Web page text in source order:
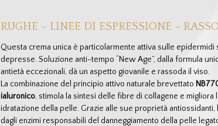
RUGHE – LINEE DI ESPRESSIONE –
Questa crema unica è particolarmente attiva sulle epidermidi
depresse. Soluzione anti-tempo “New Age”, dalla formula
antietà eccezionali, dà un aspetto giovanile e rassoda il viso.
La combinazione del principio attivo naturale brevettato
ialuronico, stimola la sintesi delle fibre di collagene e migliora
idratazione della pelle. Grazie alle sue proprietà antiossidanti,
dagli enzimi responsabili del danneggiamento della pelle